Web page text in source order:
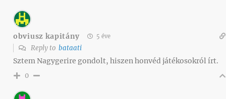
obviusz kapitány 5 éve
Reply to bataati
Sztem Nagygerire gondolt, hiszen honvéd játékosokról írt.
0